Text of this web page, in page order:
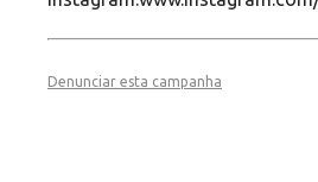
Denunciar esta campanha